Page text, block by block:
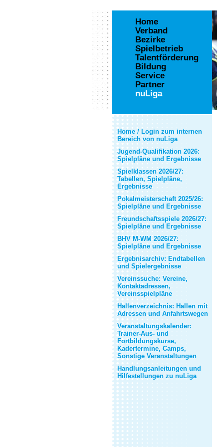
Home
Verband
Bezirke
Spielbetrieb
Talentförderung
Bildung
Service
Partner
nuLiga
Home / Login zum internen
Bereich von nuLiga
Jugend-Qualifikation 2026:
Spielpläne und Ergebnisse
Spielklassen 2026/27:
Tabellen, Spielpläne,
Ergebnisse
Pokalmeisterschaft 2025/26:
Spielpläne und Ergebnisse
Freundschaftsspiele 2026/27:
Spielpläne und Ergebnisse
BHV M-WM 2026/27:
Spielpläne und Ergebnisse
Ergebnisarchiv: Endtabellen
und Spielergebnisse
Vereinssuche: Vereine,
Kontaktadressen,
Vereinsspielpläne
Hallenverzeichnis: Hallen mit
Adressen und Anfahrtswegen
Veranstaltungskalender:
Trainer-Aus- und
Fortbildungskurse,
Kadertermine, Camps,
Sonstige Veranstaltungen
Handlungsanleitungen und
Hilfestellungen zu nuLiga